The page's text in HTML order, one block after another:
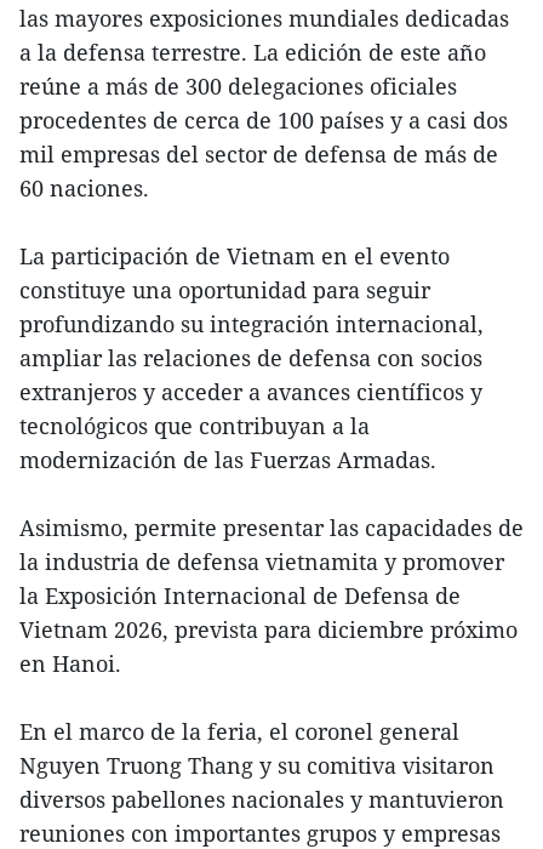
las mayores exposiciones mundiales dedicadas
a la defensa terrestre. La edición de este año
reúne a más de 300 delegaciones oficiales
procedentes de cerca de 100 países y a casi dos
mil empresas del sector de defensa de más de
60 naciones.
La participación de Vietnam en el evento
constituye una oportunidad para seguir
profundizando su integración internacional,
ampliar las relaciones de defensa con socios
extranjeros y acceder a avances científicos y
tecnológicos que contribuyan a la
modernización de las Fuerzas Armadas.
Asimismo, permite presentar las capacidades de
la industria de defensa vietnamita y promover
la Exposición Internacional de Defensa de
Vietnam 2026, prevista para diciembre próximo
en Hanoi.
En el marco de la feria, el coronel general
Nguyen Truong Thang y su comitiva visitaron
diversos pabellones nacionales y mantuvieron
reuniones con importantes grupos y empresas